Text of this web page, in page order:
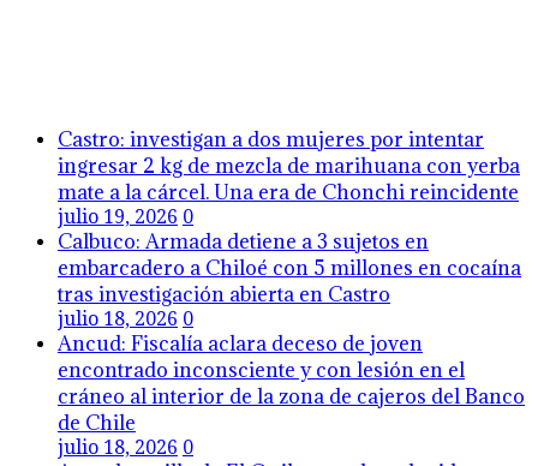
Castro: investigan a dos mujeres por intentar
ingresar 2 kg de mezcla de marihuana con yerba
mate a la cárcel. Una era de Chonchi reincidente
julio 19, 2026 0
Calbuco: Armada detiene a 3 sujetos en
embarcadero a Chiloé con 5 millones en cocaína
tras investigación abierta en Castro
julio 18, 2026 0
Ancud: Fiscalía aclara deceso de joven
encontrado inconsciente y con lesión en el
cráneo al interior de la zona de cajeros del Banco
de Chile
julio 18, 2026 0